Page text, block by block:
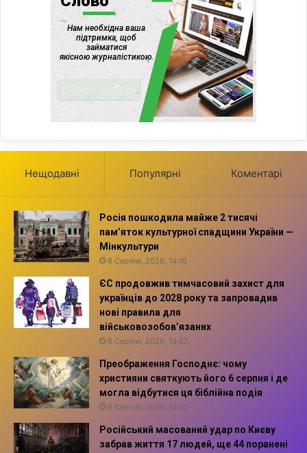
Нещодавні Популярні Коментарі
Росія пошкодила майже 2 тисячі
пам’яток культурної спадщини України —
Мінкультури
6 Серпня, 2026, 14:10
ЄС продовжив тимчасовий захист для
українців до 2028 року та запровадив
нові правила для
військовозобов’язаних
6 Серпня, 2026, 13:57
Преображення Господнє: чому
християни святкують його 6 серпня і де
могла відбутися ця біблійна подія
6 Серпня, 2026, 13:42
Російський масований удар по Києву
забрав життя 17 людей, ще 44 поранені